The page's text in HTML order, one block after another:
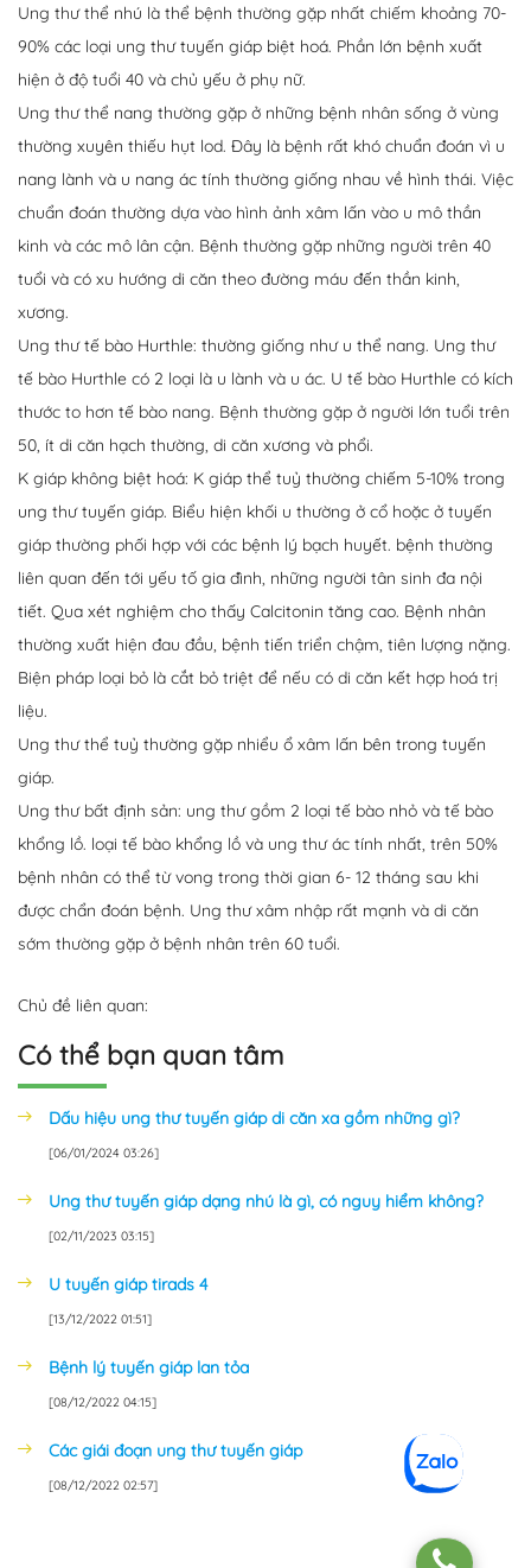
Ung thư thể nhú là thể bệnh thường gặp nhất chiếm khoảng 70-
90% các loại ung thư tuyến giáp biệt hoá. Phần lớn bệnh xuất
hiện ở độ tuổi 40 và chủ yếu ở phụ nữ.
Ung thư thể nang thường gặp ở những bệnh nhân sống ở vùng
thường xuyên thiếu hụt lod. Đây là bệnh rất khó chuẩn đoán vì u
nang lành và u nang ác tính thường giống nhau về hình thái. Việc
chuẩn đoán thường dựa vào hình ảnh xâm lấn vào u mô thần
kinh và các mô lân cận. Bệnh thường gặp những người trên 40
tuổi và có xu hướng di căn theo đường máu đến thần kinh,
xương.
Ung thư tế bào Hurthle: thường giống như u thể nang. Ung thư
tế bào Hurthle có 2 loại là u lành và u ác. U tế bào Hurthle có kích
thước to hơn tế bào nang. Bệnh thường gặp ở người lớn tuổi trên
50, ít di căn hạch thường, di căn xương và phổi.
K giáp không biệt hoá: K giáp thể tuỷ thường chiếm 5-10% trong
ung thư tuyến giáp. Biểu hiện khối u thường ở cổ hoặc ở tuyến
giáp thường phối hợp với các bệnh lý bạch huyết. bệnh thường
liên quan đến tới yếu tố gia đình, những người tân sinh đa nội
tiết. Qua xét nghiệm cho thấy Calcitonin tăng cao. Bệnh nhân
thường xuất hiện đau đầu, bệnh tiến triển chậm, tiên lượng nặng.
Biện pháp loại bỏ là cắt bỏ triệt để nếu có di căn kết hợp hoá trị
liệu.
Ung thư thể tuỷ thường gặp nhiểu ổ xâm lấn bên trong tuyến
giáp.
Ung thư bất định sản: ung thư gồm 2 loại tế bào nhỏ và tế bào
khổng lồ. loại tế bào khổng lồ và ung thư ác tính nhất, trên 50%
bệnh nhân có thể từ vong trong thời gian 6- 12 tháng sau khi
được chẩn đoán bệnh. Ung thư xâm nhập rất mạnh và di căn
sớm thường gặp ở bệnh nhân trên 60 tuổi.
Chủ đề liên quan:
Có thể bạn quan tâm
Dấu hiệu ung thư tuyến giáp di căn xa gồm những gì?
[06/01/2024 03:26]
Ung thư tuyến giáp dạng nhú là gì, có nguy hiểm không?
[02/11/2023 03:15]
U tuyến giáp tirads 4
[13/12/2022 01:51]
Bệnh lý tuyến giáp lan tỏa
[08/12/2022 04:15]
Các giái đoạn ung thư tuyến giáp
[08/12/2022 02:57]